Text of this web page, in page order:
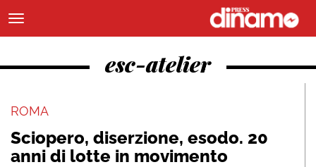
esc-atelier
ROMA
Sciopero, diserzione, esodo. 20
anni di lotte in movimento